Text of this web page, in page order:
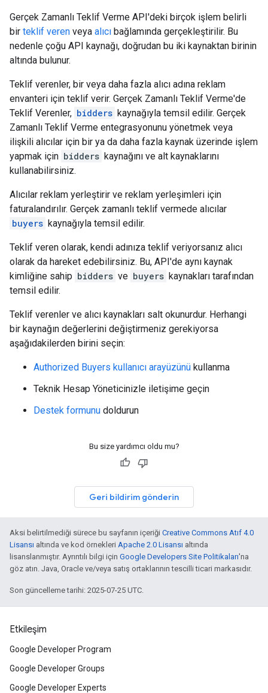
Gerçek Zamanlı Teklif Verme API'deki birçok işlem belirli
bir teklif veren veya alıcı bağlamında gerçekleştirilir. Bu
nedenle çoğu API kaynağı, doğrudan bu iki kaynaktan birinin
altında bulunur.
Teklif verenler, bir veya daha fazla alıcı adına reklam
envanteri için teklif verir. Gerçek Zamanlı Teklif Verme'de
Teklif Verenler, bidders kaynağıyla temsil edilir. Gerçek
Zamanlı Teklif Verme entegrasyonunu yönetmek veya
ilişkili alıcılar için bir ya da daha fazla kaynak üzerinde işlem
yapmak için bidders kaynağını ve alt kaynaklarını
kullanabilirsiniz.
Alıcılar reklam yerleştirir ve reklam yerleşimleri için
faturalandırılır. Gerçek zamanlı teklif vermede alıcılar
buyers kaynağıyla temsil edilir.
Teklif veren olarak, kendi adınıza teklif veriyorsanız alıcı
olarak da hareket edebilirsiniz. Bu, API'de aynı kaynak
kimliğine sahip bidders ve buyers kaynakları tarafından
temsil edilir.
Teklif verenler ve alıcı kaynakları salt okunurdur. Herhangi
bir kaynağın değerlerini değiştirmeniz gerekiyorsa
aşağıdakilerden birini seçin:
Authorized Buyers kullanıcı arayüzünü kullanma
Teknik Hesap Yöneticinizle iletişime geçin
Destek formunu doldurun
Bu size yardımcı oldu mu?
Geri bildirim gönderin
Aksi belirtilmediği sürece bu sayfanın içeriği Creative Commons Atıf 4.0
Lisansı altında ve kod örnekleri Apache 2.0 Lisansı altında
lisanslanmıştır. Ayrıntılı bilgi için Google Developers Site Politikaları'na
göz atın. Java, Oracle ve/veya satış ortaklarının tescilli ticari markasıdır.
Son güncelleme tarihi: 2025-07-25 UTC.
Etkileşim
Google Developer Program
Google Developer Groups
Google Developer Experts